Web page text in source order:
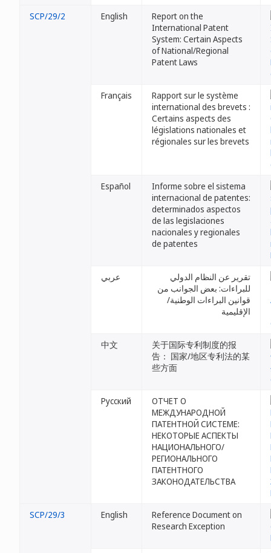
SCP/29/2 English
Report on the
International Patent
System: Certain Aspects
of National/Regional
Patent Laws
Français
Rapport sur le système
international des brevets :
Certains aspects des
législations nationales et
régionales sur les brevets
Español
Informe sobre el sistema
internacional de patentes:
determinados aspectos
de las legislaciones
nacionales y regionales
de patentes
عربي
تقرير عن النظام الدولي
للبراءات: بعض الجوانب من
قوانين البراءات الوطنية/
الإقليمية
中文
关于国际专利制度的报
告： 国家/地区专利法的某
些方面
Русский
ОТЧЕТ О
МЕЖДУНАРОДНОЙ
ПАТЕНТНОЙ СИСТЕМЕ:
НЕКОТОРЫЕ АСПЕКТЫ
НАЦИОНАЛЬНОГО/
РЕГИОНАЛЬНОГО
ПАТЕНТНОГО
ЗАКОНОДАТЕЛЬСТВА
SCP/29/3 English
Reference Document on
Research Exception